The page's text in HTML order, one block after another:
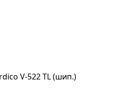
V-522 TL (шип.)